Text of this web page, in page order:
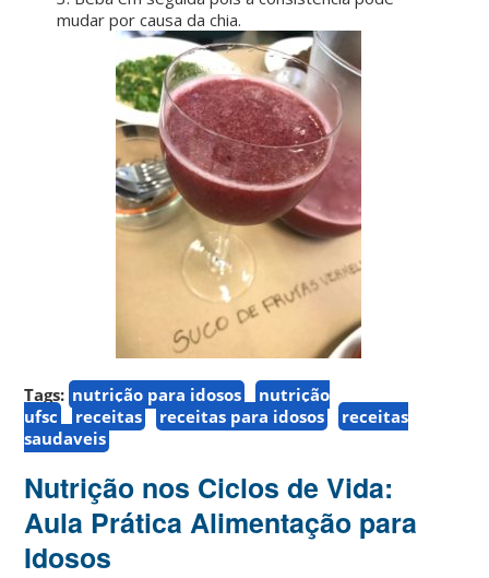
mudar por causa da chia.
Tags: nutrição para idosos
nutrição
ufsc
receitas receitas para idosos
receitas
saudaveis
Nutrição nos Ciclos de Vida:
Aula Prática Alimentação para
Idosos